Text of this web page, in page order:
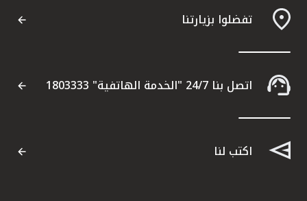
تفضلوا بزيارتنا
اتصل بنا 24/7 "الخدمة الهاتفية" 1803333
اكتب لنا